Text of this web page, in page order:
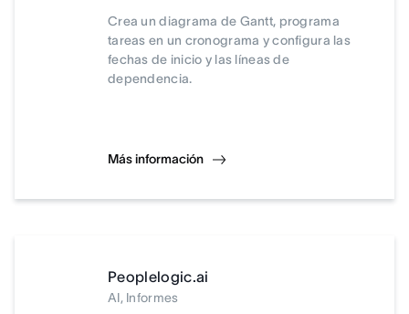
Crea un diagrama de Gantt, programa
tareas en un cronograma y configura las
fechas de inicio y las líneas de
dependencia.
Más información
Peoplelogic.ai
AI, Informes